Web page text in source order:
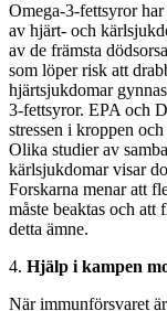
Omega-3-fettsyror
av hjärt- och
av de främsta
som löper risk att
hjärtsjukdomar
3-fettsyror. EPA och
stressen i kroppen
Olika studier av
kärlsjukdomar visar
Forskarna menar att
måste beaktas och att
detta ämne.
4. Hjälp i kampen
När immunförsvaret